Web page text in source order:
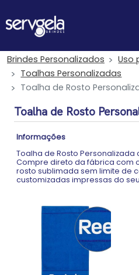
Brindes Personalizados
Uso
Toalhas Personalizadas
Toalha de Rosto
Toalha de Rosto
Informações
Toalha de Rosto
Compre direto da fábrica com
rosto sublimada sem limite de
customizadas impressas do